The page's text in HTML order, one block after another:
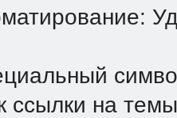
ссылки на